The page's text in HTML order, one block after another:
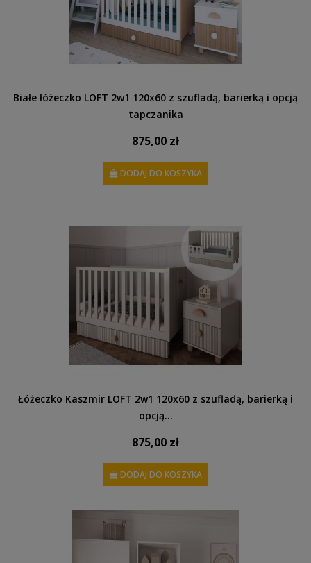
Białe łóżeczko LOFT 2w1 120x60 z szufladą, barierką i opcją
tapczanika
875,00 zł
DODAJ DO KOSZYKA
Łóżeczko Kaszmir LOFT 2w1 120x60 z szufladą, barierką i
opcją...
875,00 zł
DODAJ DO KOSZYKA